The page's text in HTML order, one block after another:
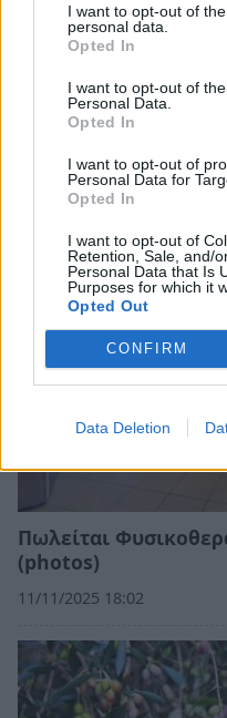
I want to opt-out of
personal data.
Opted In
I want to opt-out of
Personal Data.
Opted In
I want to opt-out of
Personal Data for
Opted In
I want to opt-out of
Retention, Sale, and/
Personal Data that Is
Purposes for which it
Opted Out
CONFIRM
Data Deletion
Σπάρτη: Πωλείται η
Καλλιτεχνικό
07/03/2026 20:05
Πωλείται
(photos)
11/11/2025 18:02